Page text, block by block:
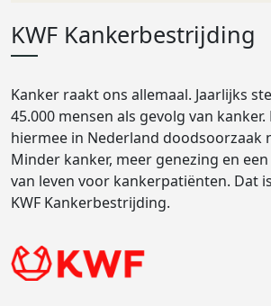
KWF Kankerbestrijding
Kanker raakt ons allemaal. Jaarlijks
45.000 mensen als gevolg van kanker.
hiermee in Nederland doodsoorzaak
Minder kanker, meer genezing en
van leven voor kankerpatiënten. Dat
KWF Kankerbestrijding.